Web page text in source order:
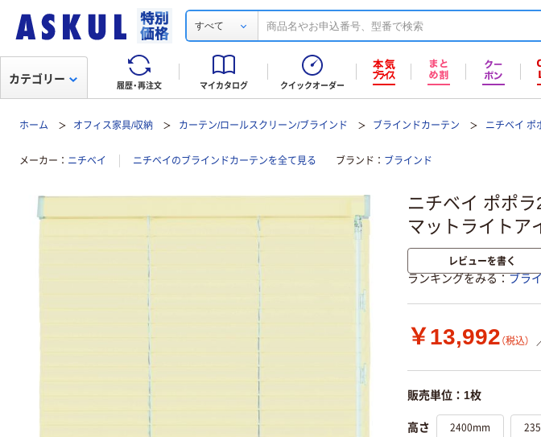
すべて
履歴・再注文 マイカタログ クイックオーダー
カテゴリー
ホーム オフィス家具/収納 カーテン/ロールスクリーン/ブラインド ブラインドカーテン ニチベイ ポ
メーカー ニチベイ ニチベイのブラインドカーテンを全て見る ブランド ブラインド
ニチベイ ポポ
マットライトア
レビューを書く
ランキングをみる ブラ
￥13,992 （税込）
販売単位：1枚
高さ 2400mm